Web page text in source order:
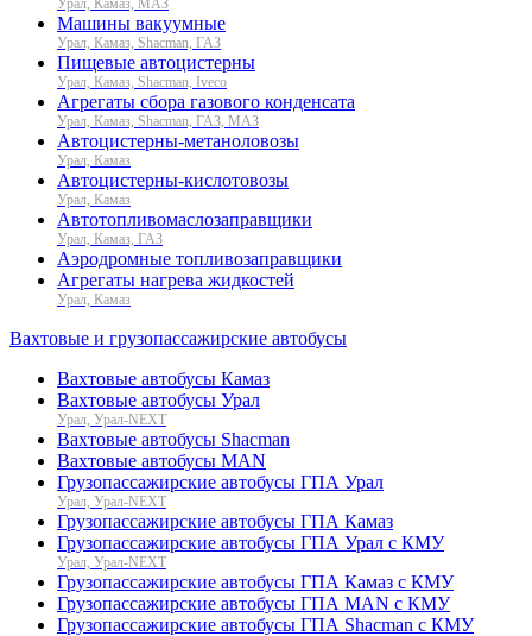
Урал, Камаз, МАЗ
Машины вакуумные
Урал, Камаз, Shacman, ГАЗ
Пищевые автоцистерны
Урал, Камаз, Shacman, Iveco
Агрегаты сбора газового конденсата
Урал, Камаз, Shacman, ГАЗ, МАЗ
Автоцистерны-метаноловозы
Урал, Камаз
Автоцистерны-кислотовозы
Урал, Камаз
Автотопливомаслозаправщики
Урал, Камаз, ГАЗ
Аэродромные топливозаправщики
Агрегаты нагрева жидкостей
Урал, Камаз
Вахтовые и грузопассажирские автобусы
Вахтовые автобусы Камаз
Вахтовые автобусы Урал
Урал, Урал-NEXT
Вахтовые автобусы Shacman
Вахтовые автобусы MAN
Грузопассажирские автобусы ГПА Урал
Урал, Урал-NEXT
Грузопассажирские автобусы ГПА Камаз
Грузопассажирские автобусы ГПА Урал с КМУ
Урал, Урал-NEXT
Грузопассажирские автобусы ГПА Камаз с КМУ
Грузопассажирские автобусы ГПА MAN с КМУ
Грузопассажирские автобусы ГПА Shacman с КМУ